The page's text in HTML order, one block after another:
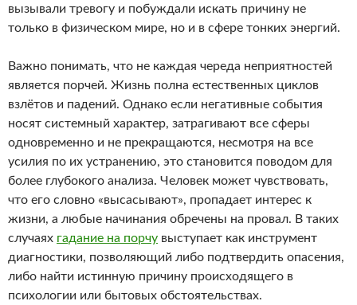
вызывали тревогу и побуждали искать причину не
только в физическом мире, но и в сфере тонких энергий.
Важно понимать, что не каждая череда неприятностей
является порчей. Жизнь полна естественных циклов
взлётов и падений. Однако если негативные события
носят системный характер, затрагивают все сферы
одновременно и не прекращаются, несмотря на все
усилия по их устранению, это становится поводом для
более глубокого анализа. Человек может чувствовать,
что его словно «высасывают», пропадает интерес к
жизни, а любые начинания обречены на провал. В таких
случаях гадание на порчу выступает как инструмент
диагностики, позволяющий либо подтвердить опасения,
либо найти истинную причину происходящего в
психологии или бытовых обстоятельствах.